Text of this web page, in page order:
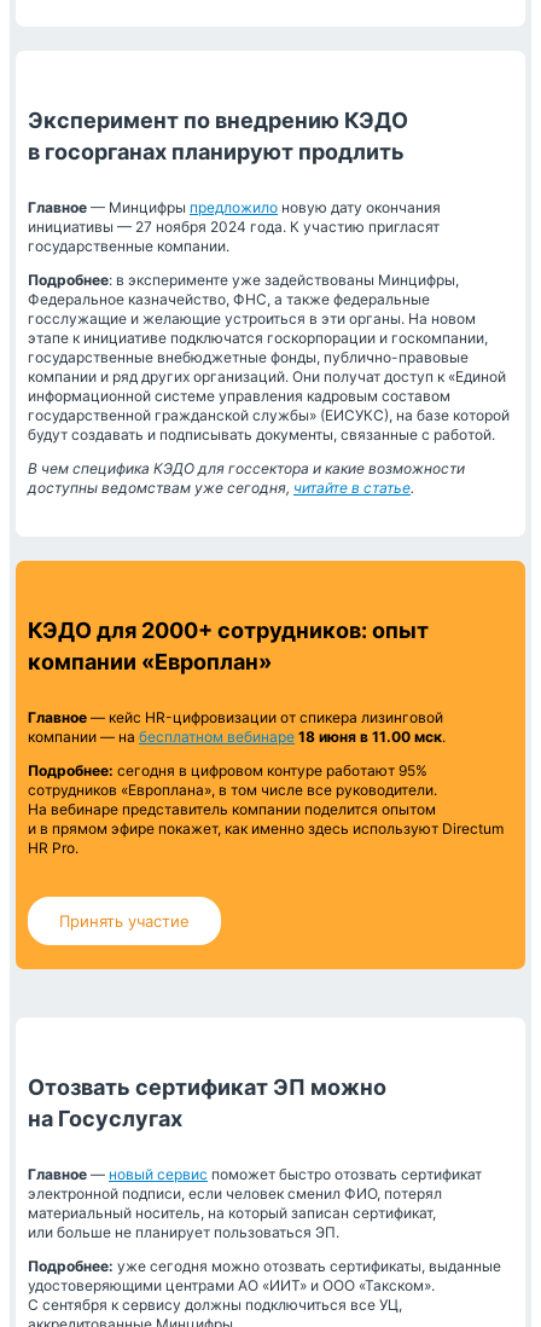
Эксперимент по внедрению КЭДО
в госорганах планируют продлить
Главное — Минцифры предложило новую дату окончания
инициативы — 27 ноября 2024 года. К участию пригласят
государственные компании.
Подробнее: в эксперименте уже задействованы Минцифры,
Федеральное казначейство, ФНС, а также федеральные
госслужащие и желающие устроиться в эти органы. На новом
этапе к инициативе подключатся госкорпорации и госкомпании,
государственные внебюджетные фонды, публично-правовые
компании и ряд других организаций. Они получат доступ к «Единой
информационной системе управления кадровым составом
государственной гражданской службы» (ЕИСУКС), на базе которой
будут создавать и подписывать документы, связанные с работой.
В чем специфика КЭДО для госсектора и какие возможности
доступны ведомствам уже сегодня, читайте в статье.
КЭДО для 2000+ сотрудников: опыт
компании «Европлан»
Главное — кейс HR-цифровизации от спикера лизинговой
компании — на бесплатном вебинаре 18 июня в 11.00 мск.
Подробнее: сегодня в цифровом контуре работают 95%
сотрудников «Европлана», в том числе все руководители.
На вебинаре представитель компании поделится опытом
и в прямом эфире покажет, как именно здесь используют Directum
HR Pro.
Принять участие
Отозвать сертификат ЭП можно
на Госуслугах
Главное — новый сервис поможет быстро отозвать сертификат
электронной подписи, если человек сменил ФИО, потерял
материальный носитель, на который записан сертификат,
или больше не планирует пользоваться ЭП.
Подробнее: уже сегодня можно отозвать сертификаты, выданные
удостоверяющими центрами АО «ИИТ» и ООО «Такском».
С сентября к сервису должны подключиться все УЦ,